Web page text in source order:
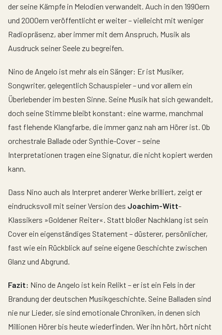
der seine Kämpfe in Melodien verwandelt. Auch in den 1990ern
und 2000ern veröffentlicht er weiter – vielleicht mit weniger
Radiopräsenz, aber immer mit dem Anspruch, Musik als
Ausdruck seiner Seele zu begreifen.
Nino de Angelo ist mehr als ein Sänger: Er ist Musiker,
Songwriter, gelegentlich Schauspieler – und vor allem ein
Überlebender im besten Sinne. Seine Musik hat sich gewandelt,
doch seine Stimme bleibt konstant: eine warme, manchmal
fast flehende Klangfarbe, die immer ganz nah am Hörer ist. Ob
orchestrale Ballade oder Synthie-Cover – seine
Interpretationen tragen eine Signatur, die nicht kopiert werden
kann.
Dass Nino auch als Interpret anderer Werke brilliert, zeigt er
eindrucksvoll mit seiner Version des Joachim-Witt-
Klassikers »Goldener Reiter«. Statt bloßer Nachklang ist sein
Cover ein eigenständiges Statement – düsterer, persönlicher,
fast wie ein Rückblick auf seine eigene Geschichte zwischen
Glanz und Abgrund.
Fazit: Nino de Angelo ist kein Relikt – er ist ein Fels in der
Brandung der deutschen Musikgeschichte. Seine Balladen sind
nie nur Lieder, sie sind emotionale Chroniken, in denen sich
Millionen Hörer bis heute wiederfinden. Wer ihn hört, hört nicht